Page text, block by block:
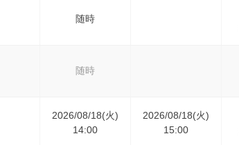
随時
随時
2026/08/18(火)
14:00
2026/08/18(火)
15:00